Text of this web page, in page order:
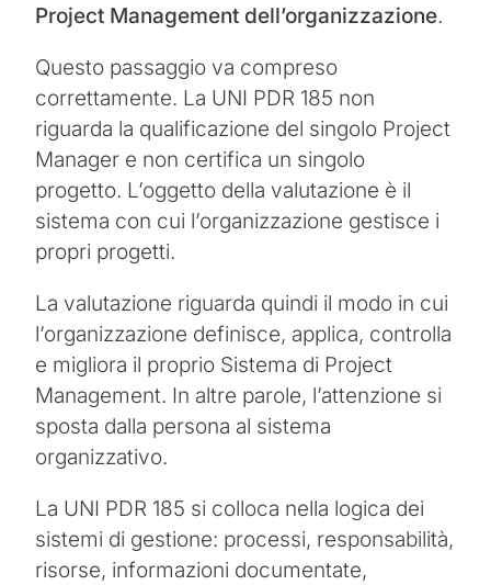
Project Management dell’organizzazione.
Questo passaggio va compreso
correttamente. La UNI PDR 185 non
riguarda la qualificazione del singolo Project
Manager e non certifica un singolo
progetto. L’oggetto della valutazione è il
sistema con cui l’organizzazione gestisce i
propri progetti.
La valutazione riguarda quindi il modo in cui
l’organizzazione definisce, applica, controlla
e migliora il proprio Sistema di Project
Management. In altre parole, l’attenzione si
sposta dalla persona al sistema
organizzativo.
La UNI PDR 185 si colloca nella logica dei
sistemi di gestione: processi, responsabilità,
risorse, informazioni documentate,